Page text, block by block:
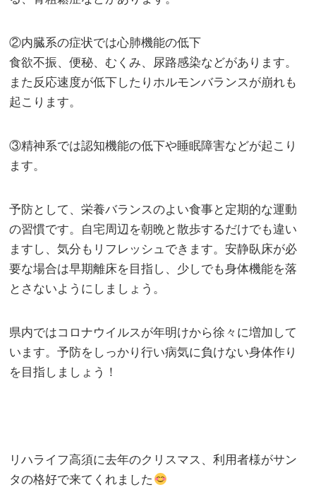
②内臓系の症状では心肺機能の低下
食欲不振、便秘、むくみ、尿路感染などがあります。
また反応速度が低下したりホルモンバランスが崩れも
起こります。
③精神系では認知機能の低下や睡眠障害などが起こり
ます。
予防として、栄養バランスのよい食事と定期的な運動
の習慣です。自宅周辺を朝晩と散歩するだけでも違い
ますし、気分もリフレッシュできます。安静臥床が必
要な場合は早期離床を目指し、少しでも身体機能を落
とさないようにしましょう。
県内ではコロナウイルスが年明けから徐々に増加して
います。予防をしっかり行い病気に負けない身体作り
を目指しましょう！
リハライフ高須に去年のクリスマス、利用者様がサン
タの格好で来てくれました